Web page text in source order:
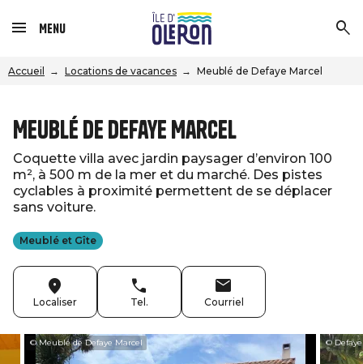
Menu
Accueil Locations de vacances Meublé de Defaye Marcel
Meublé de Defaye Marcel
Coquette villa avec jardin paysager d’environ 100
m², à 500 m de la mer et du marché. Des pistes
cyclables à proximité permettent de se déplacer
sans voiture.
Meublé et Gîte
Localiser Tel. Courriel
© Meublé de Defaye Marcel ©